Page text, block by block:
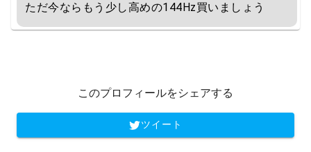
ただ今ならもう少し高めの144Hz買いましょう
このプロフィールをシェアする
ツイート